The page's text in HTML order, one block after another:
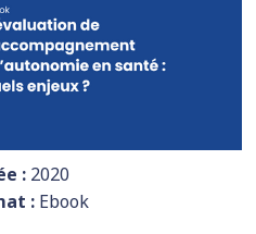
: 2020
: Ebook